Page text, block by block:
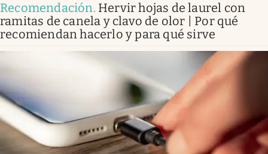
Recomendación. Hervir hojas de laurel con
ramitas de canela y clavo de olor | Por qué
recomiendan hacerlo y para qué sirve